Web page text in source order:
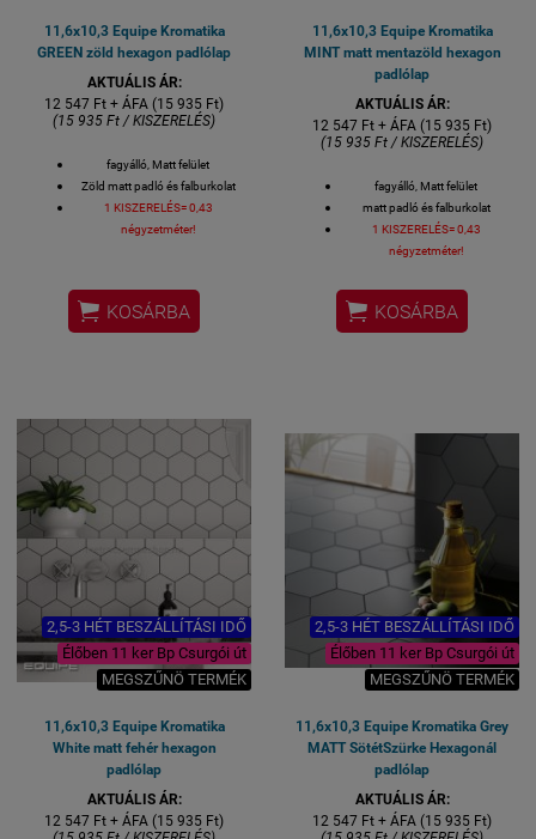
11,6x10,3 Equipe Kromatika
GREEN zöld hexagon padlólap
AKTUÁLIS ÁR:
12 547 Ft + ÁFA (15 935 Ft)
(15 935 Ft / KISZERELÉS)
fagyálló, Matt felület
Zöld matt padló és falburkolat
1 KISZERELÉS= 0,43
négyzetméter!
 KOSÁRBA
11,6x10,3 Equipe Kromatika
MINT matt mentazöld hexagon
padlólap
AKTUÁLIS ÁR:
12 547 Ft + ÁFA (15 935 Ft)
(15 935 Ft / KISZERELÉS)
fagyálló, Matt felület
matt padló és falburkolat
1 KISZERELÉS= 0,43
négyzetméter!
 KOSÁRBA
2,5-3 HÉT BESZÁLLÍTÁSI IDŐ
Élőben 11 ker Bp Csurgói út
MEGSZŰNÖ TERMÉK
11,6x10,3 Equipe Kromatika
White matt fehér hexagon
padlólap
AKTUÁLIS ÁR:
12 547 Ft + ÁFA (15 935 Ft)
2,5-3 HÉT BESZÁLLÍTÁSI IDŐ
Élőben 11 ker Bp Csurgói út
MEGSZŰNÖ TERMÉK
11,6x10,3 Equipe Kromatika Grey
MATT SötétSzürke Hexagonál
padlólap
AKTUÁLIS ÁR:
12 547 Ft + ÁFA (15 935 Ft)